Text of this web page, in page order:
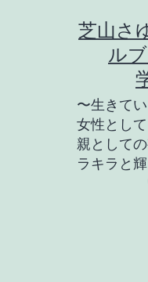
芝山さ
ル
〜生きて
女性とし
親として
ラキラと